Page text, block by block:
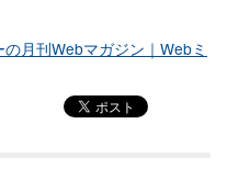
の月刊Webマガジン｜Webミ